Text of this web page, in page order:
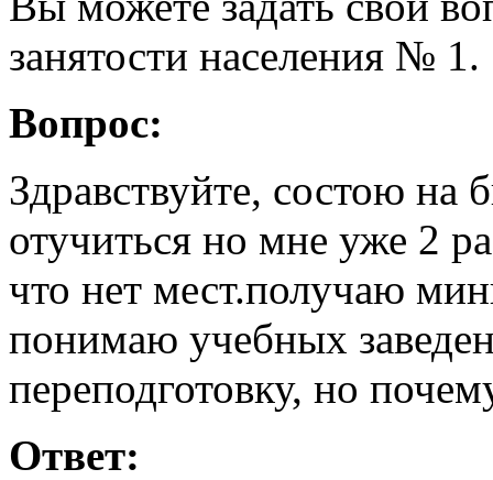
занятости населения № 1.
Вопрос:
Здравствуйте, состою на
отучиться но мне уже 2
что нет мест.получаю
понимаю учебных
переподготовку, но
Ответ: